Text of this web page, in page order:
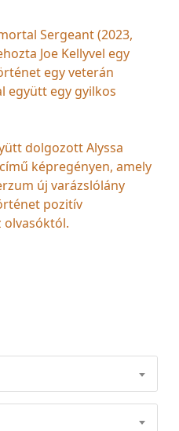
Sergeant (2023,
Joe Kellyvel egy
egy veterán
együtt egy gyilkos
dolgozott Alyssa
képregényen, amely
új varázslólány
pozitív
olvasóktól.